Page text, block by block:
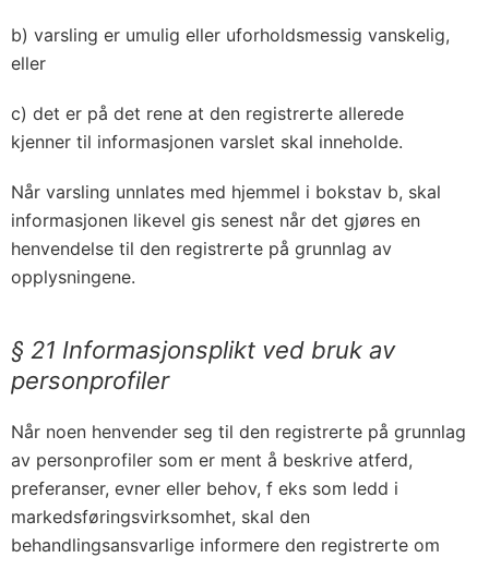
b) varsling er umulig eller uforholdsmessig vanskelig,
eller
c) det er på det rene at den registrerte allerede
kjenner til informasjonen varslet skal inneholde.
Når varsling unnlates med hjemmel i bokstav b, skal
informasjonen likevel gis senest når det gjøres en
henvendelse til den registrerte på grunnlag av
opplysningene.
§ 21 Informasjonsplikt ved bruk av
personprofiler
Når noen henvender seg til den registrerte på grunnlag
av personprofiler som er ment å beskrive atferd,
preferanser, evner eller behov, f eks som ledd i
markedsføringsvirksomhet, skal den
behandlingsansvarlige informere den registrerte om